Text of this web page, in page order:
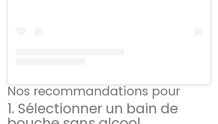
Nos recommandations pour
1. Sélectionner un bain de